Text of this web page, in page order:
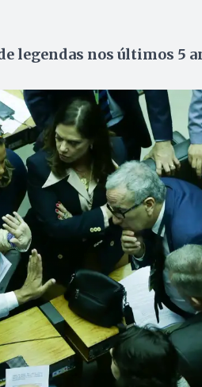
legendas nos últimos 5